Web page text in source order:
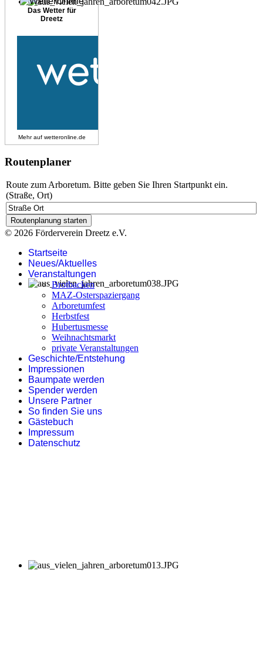
Das Wetter für
Dreetz
Mehr auf wetteronline.de
Routenplaner
Route zum Arboretum. Bitte geben Sie Ihren Startpunkt ein.
(Straße, Ort)
© 2026 Förderverein Dreetz e.V.
Startseite
Neues/Aktuelles
Veranstaltungen
Brotbacken
MAZ-Osterspaziergang
Arboretumfest
Herbstfest
Hubertusmesse
Weihnachtsmarkt
private Veranstaltungen
Geschichte/Entstehung
Impressionen
Baumpate werden
Spender werden
Unsere Partner
So finden Sie uns
Gästebuch
Impressum
Datenschutz